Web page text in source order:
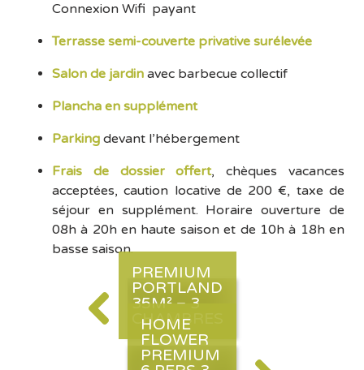
Connexion Wifi payant
Terrasse semi-couverte privative surélevée
Salon de jardin avec barbecue collectif
Plancha en supplément
Parking devant l’hébergement
Frais de dossier offert, chèques vacances
acceptées, caution locative de 200 €, taxe de
séjour en supplément. Horaire ouverture de
08h à 20h en haute saison et de 10h à 18h en
basse saison.
PREMIUM
PORTLAND
35M² – 3
CHAMBRES
HOME
FLOWER
PREMIUM